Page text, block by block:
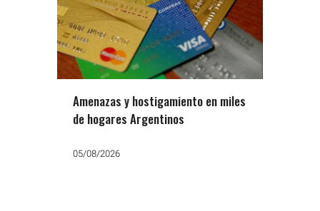
Amenazas y hostigamiento en miles
de hogares Argentinos
05/08/2026